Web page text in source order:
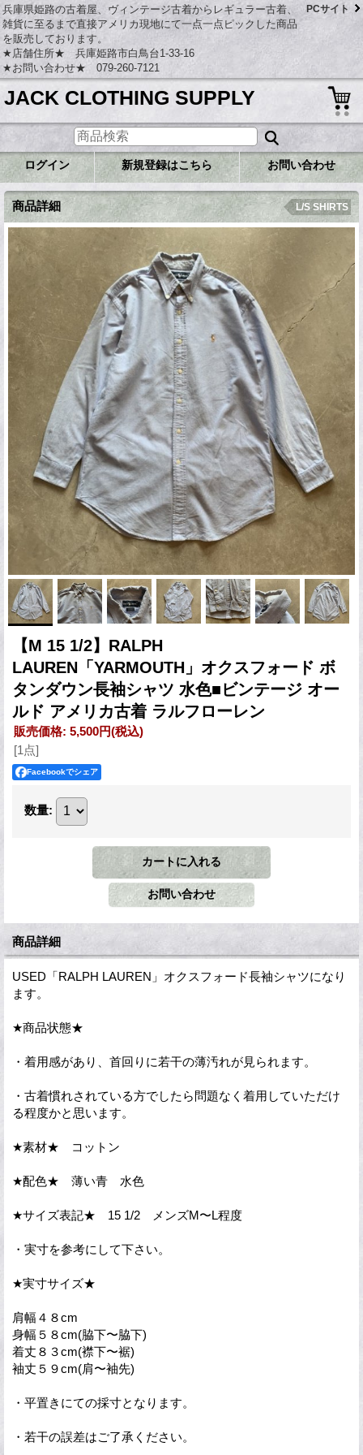
兵庫県姫路の古着屋、ヴィンテージ古着からレギュラー古着、
雑貨に至るまで直接アメリカ現地にて一点一点ピックした商品
を販売しております。
★店舗住所★ 兵庫姫路市白鳥台1-33-16
★お問い合わせ★ 079-260-7121
PCサイト
JACK CLOTHING SUPPLY
ログイン 新規登録はこちら お問い合わせ
商品詳細 L/S SHIRTS
【M 15 1/2】RALPH
LAUREN「YARMOUTH」オクスフォード ボ
タンダウン長袖シャツ 水色■ビンテージ オー
ルド アメリカ古着 ラルフローレン
販売価格: 5,500円(税込)
[1点]
Facebookでシェア
数量:
商品詳細
USED「RALPH LAUREN」オクスフォード長袖シャツになり
ます。
★商品状態★
・着用感があり、首回りに若干の薄汚れが見られます。
・古着慣れされている方でしたら問題なく着用していただけ
る程度かと思います。
★素材★ コットン
★配色★ 薄い青 水色
★サイズ表記★ 15 1/2 メンズM〜L程度
・実寸を参考にして下さい。
★実寸サイズ★
肩幅４８cm
身幅５８cm(脇下〜脇下)
着丈８３cm(襟下〜裾)
袖丈５９cm(肩〜袖先)
・平置きにての採寸となります。
・若干の誤差はご了承ください。